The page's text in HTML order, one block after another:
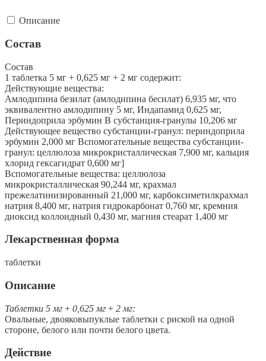
Описание
Состав
Состав
1 таблетка 5 мг + 0,625 мг + 2 мг содержит:
Действующие вещества:
Амлодипина безилат (амлодипина бесилат) 6,935 мг, что
эквивалентно амлодипину 5 мг, Индапамид 0,625 мг,
Периндоприла эрбумин В субстанция-гранулы 10,206 мг
Действующее вещество субстанции-гранул: периндоприла
эрбумин 2,000 мг Вспомогательные вещества субстанции-
гранул: целлюлоза микрокристаллическая 7,900 мг, кальция
хлорид гексагидрат 0,600 мг]
Вспомогательные вещества: целлюлоза
микрокристаллическая 90,244 мг, крахмал
прежелатинизированный 21,000 мг, карбоксиметилкрахмал
натрия 8,400 мг, натрия гидрокарбонат 0,760 мг, кремния
диоксид коллоидный 0,430 мг, магния стеарат 1,400 мг
Лекарственная форма
таблетки
Описание
Таблетки 5 мг + 0,625 мг + 2 мг:
Овальные, двояковыпуклые таблетки с риской на одной
стороне, белого или почти белого цвета.
Действие